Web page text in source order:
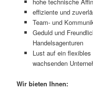
effiziente und
Team- und
Geduld und
Handelsagenturen
Lust auf ein
wachsenden
Wir bieten Ihnen: